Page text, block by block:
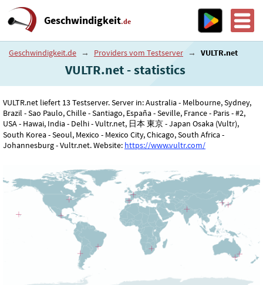
Geschwindigkeit.de
Geschwindigkeit.de → Providers vom Testserver → VULTR.net
VULTR.net - statistics
VULTR.net liefert 13 Testserver. Server in: Australia - Melbourne, Sydney,
Brazil - Sao Paulo, Chille - Santiago, España - Seville, France - Paris - #2,
USA - Hawai, India - Delhi - Vultr.net, 日本 東京 - Japan Osaka (Vultr),
South Korea - Seoul, Mexico - Mexico City, Chicago, South Africa -
Johannesburg - Vultr.net. Website: https://www.vultr.com/